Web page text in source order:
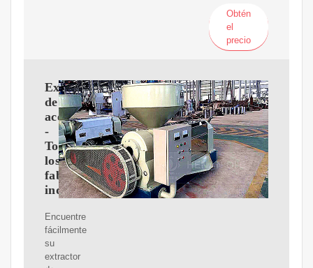
Obtén
el
precio
Extractor
de
aceite
-
Todos
los
fabricantes
industriales
Encuentre
fácilmente
su
extractor